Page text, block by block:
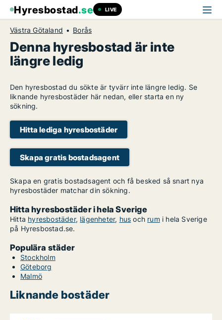
Hyresbostad.se LIVE
Västra Götaland Borås
Denna hyresbostad är inte
längre ledig
Den hyresbostad du sökte är tyvärr inte längre ledig. Se
liknande hyresbostäder här nedan, eller starta en ny
sökning.
Hitta lediga hyresbostäder
Skapa gratis bostadsagent
Skapa en gratis bostadsagent och få besked så snart nya
hyresbostäder matchar din sökning.
Hitta hyresbostäder i hela Sverige
Hitta hyresbostäder, lägenheter, hus och rum i hela Sverige
på Hyresbostad.se.
Populära städer
Stockholm
Göteborg
Malmö
Liknande bostäder